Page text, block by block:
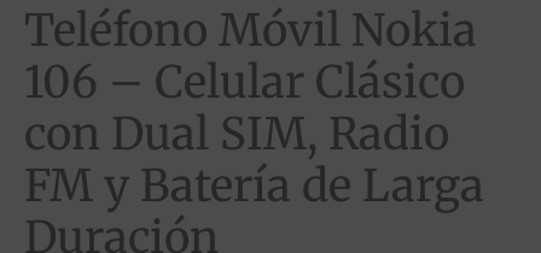
Teléfono Móvil Nokia
106 – Celular Clásico
con Dual SIM, Radio
FM y Batería de Larga
Duración